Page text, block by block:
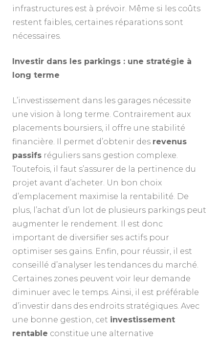
infrastructures est à prévoir. Même si les coûts
restent faibles, certaines réparations sont
nécessaires.
Investir dans les parkings : une stratégie à
long terme
L’investissement dans les garages nécessite
une vision à long terme. Contrairement aux
placements boursiers, il offre une stabilité
financière. Il permet d’obtenir des revenus
passifs réguliers sans gestion complexe.
Toutefois, il faut s’assurer de la pertinence du
projet avant d’acheter. Un bon choix
d’emplacement maximise la rentabilité. De
plus, l’achat d’un lot de plusieurs parkings peut
augmenter le rendement. Il est donc
important de diversifier ses actifs pour
optimiser ses gains. Enfin, pour réussir, il est
conseillé d’analyser les tendances du marché.
Certaines zones peuvent voir leur demande
diminuer avec le temps. Ainsi, il est préférable
d’investir dans des endroits stratégiques. Avec
une bonne gestion, cet investissement
rentable constitue une alternative